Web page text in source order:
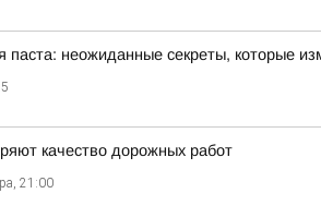
паста: неожиданные секреты, которые
качество дорожных работ
21:00